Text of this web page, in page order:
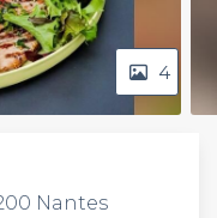
4
Nantes